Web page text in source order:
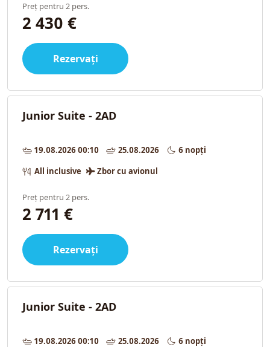
Preț pentru 2 pers.
2 430 €
Rezervați
Junior Suite - 2AD
19.08.2026 00:10 25.08.2026
6 nopți
All inclusive
Zbor cu avionul
Preț pentru 2 pers.
2 711 €
Rezervați
Junior Suite - 2AD
19.08.2026 00:10 25.08.2026
6 nopți